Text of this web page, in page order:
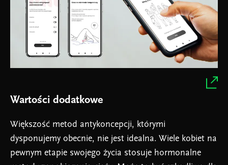
Wartości dodatkowe
Większość metod antykoncepcji, którymi
dysponujemy obecnie, nie jest idealna. Wiele kobiet na
pewnym etapie swojego życia stosuje hormonalne